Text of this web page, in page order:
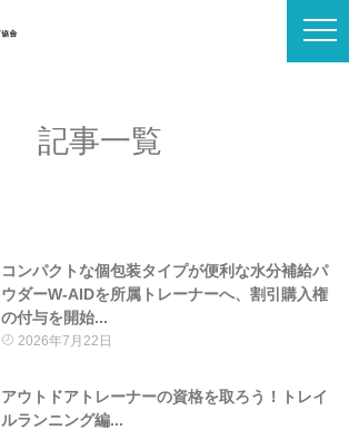
記事一覧
コンパクトな個包装タイプが便利な水分補給パ
ウダーW-AIDを所属トレーナーへ、割引購入権
の付与を開始...
2026年7月22日
アウトドアトレーナーの資格を取ろう！トレイ
ルランニング編...